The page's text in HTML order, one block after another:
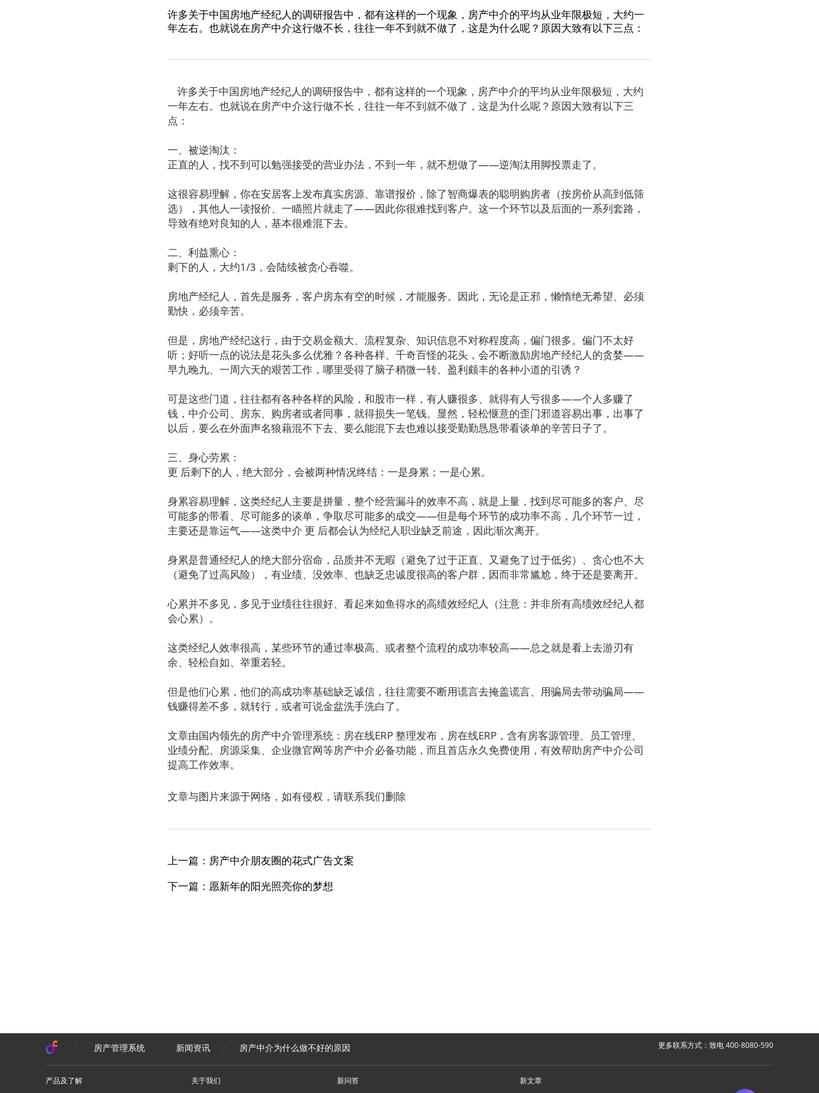
许多关于中国房地产经纪人的调研报告中，都有这样的一个现象，房产中介的平均从业年限极短，大约一
年左右。也就说在房产中介这行做不长，往往一年不到就不做了，这是为什么呢？原因大致有以下三点：
许多关于中国房地产经纪人的调研报告中，都有这样的一个现象，房产中介的平均从业年限极短，大约
一年左右。也就说在房产中介这行做不长，往往一年不到就不做了，这是为什么呢？原因大致有以下三
点：
一、被逆淘汰：
正直的人，找不到可以勉强接受的营业办法，不到一年，就不想做了——逆淘汰用脚投票走了。
这很容易理解，你在安居客上发布真实房源、靠谱报价，除了智商爆表的聪明购房者（按房价从高到低筛
选），其他人一读报价、一瞄照片就走了——因此你很难找到客户。这一个环节以及后面的一系列套路，
导致有绝对良知的人，基本很难混下去。
二、利益熏心：
剩下的人，大约1/3，会陆续被贪心吞噬。
房地产经纪人，首先是服务，客户房东有空的时候，才能服务。因此，无论是正邪，懒惰绝无希望、必须
勤快，必须辛苦。
但是，房地产经纪这行，由于交易金额大、流程复杂、知识信息不对称程度高，偏门很多。偏门不太好
听；好听一点的说法是花头多么优雅？各种各样、千奇百怪的花头，会不断激励房地产经纪人的贪婪——
早九晚九、一周六天的艰苦工作，哪里受得了脑子稍微一转、盈利颇丰的各种小道的引诱？
可是这些门道，往往都有各种各样的风险，和股市一样，有人赚很多、就得有人亏很多——个人多赚了
钱，中介公司、房东、购房者或者同事，就得损失一笔钱。显然，轻松惬意的歪门邪道容易出事，出事了
以后，要么在外面声名狼藉混不下去、要么能混下去也难以接受勤勤恳恳带看谈单的辛苦日子了。
三、身心劳累：
更 后剩下的人，绝大部分，会被两种情况终结：一是身累；一是心累。
身累容易理解，这类经纪人主要是拼量，整个经营漏斗的效率不高，就是上量，找到尽可能多的客户、尽
可能多的带看、尽可能多的谈单，争取尽可能多的成交——但是每个环节的成功率不高，几个环节一过，
主要还是靠运气——这类中介 更 后都会认为经纪人职业缺乏前途，因此渐次离开。
身累是普通经纪人的绝大部分宿命，品质并不无暇（避免了过于正直、又避免了过于低劣）、贪心也不大
（避免了过高风险），有业绩、没效率、也缺乏忠诚度很高的客户群，因而非常尴尬，终于还是要离开。
心累并不多见，多见于业绩往往很好、看起来如鱼得水的高绩效经纪人（注意：并非所有高绩效经纪人都
会心累）。
这类经纪人效率很高，某些环节的通过率极高、或者整个流程的成功率较高——总之就是看上去游刃有
余、轻松自如、举重若轻。
但是他们心累，他们的高成功率基础缺乏诚信，往往需要不断用谎言去掩盖谎言、用骗局去带动骗局——
钱赚得差不多，就转行，或者可说金盆洗手洗白了。
文章由国内领先的房产中介管理系统：房在线ERP 整理发布，房在线ERP，含有房客源管理、员工管理、
业绩分配、房源采集、企业微官网等房产中介必备功能，而且首店永久免费使用，有效帮助房产中介公司
提高工作效率。
文章与图片来源于网络，如有侵权，请联系我们删除
上一篇：房产中介朋友圈的花式广告文案
下一篇：愿新年的阳光照亮你的梦想
房产管理系统 新闻资讯 房产中介为什么做不好的原因 更多联系方式：致电 400-8080-590
产品及了解 关于我们
新问答
新文章